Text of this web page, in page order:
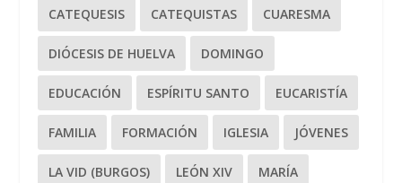
CATEQUESIS CATEQUISTAS CUARESMA
DIÓCESIS DE HUELVA DOMINGO
EDUCACIÓN ESPÍRITU SANTO EUCARISTÍA
FAMILIA FORMACIÓN IGLESIA JÓVENES
LA VID (BURGOS) LEÓN XIV MARÍA